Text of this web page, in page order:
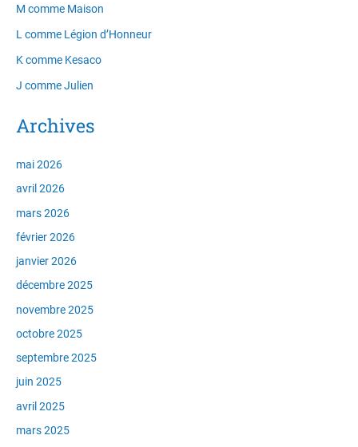
M comme Maison
L comme Légion d’Honneur
K comme Kesaco
J comme Julien
Archives
mai 2026
avril 2026
mars 2026
février 2026
janvier 2026
décembre 2025
novembre 2025
octobre 2025
septembre 2025
juin 2025
avril 2025
mars 2025